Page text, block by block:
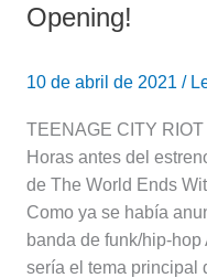
Opening!
10 de abril de 2021 /
TEENAGE CITY
Horas antes del
de The World Ends
Como ya se había
banda de funk/hip-
sería el tema principal